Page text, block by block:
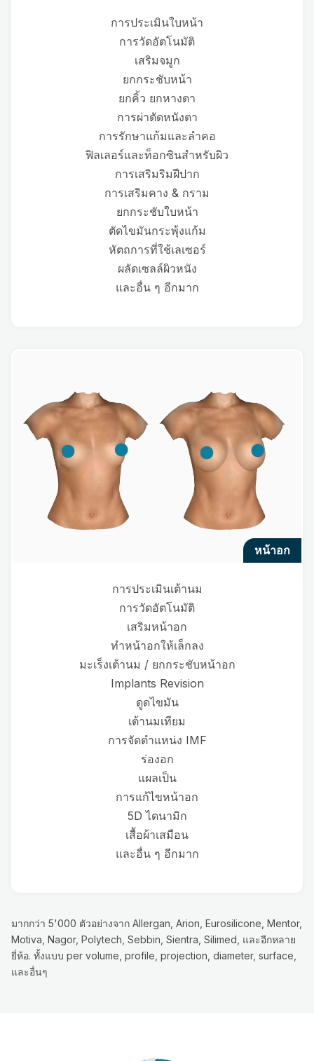
การประเมินใบหน้า
การวัดอัตโนมัติ
เสริมจมูก
ยกกระชับหน้า
ยกคิ้ว ยกหางตา
การผ่าตัดหนังตา
การรักษาแก้มและลำคอ
ฟิลเลอร์และท็อกซินสำหรับผิว
การเสริมริมฝีปาก
การเสริมคาง & กราม
ยกกระชับใบหน้า
ตัดไขมันกระพุ้งแก้ม
หัตถการที่ใช้เลเซอร์
ผลัดเซลล์ผิวหนัง
และอื่น ๆ อีกมาก
หน้าอก
การประเมินเต้านม
การวัดอัตโนมัติ
เสริมหน้าอก
ทำหน้าอกให้เล็กลง
มะเร็งเต้านม / ยกกระชับหน้าอก
Implants Revision
ดูดไขมัน
เต้านมเทียม
การจัดตำแหน่ง IMF
ร่องอก
แผลเป็น
การแก้ไขหน้าอก
5D ไดนามิก
เสื้อผ้าเสมือน
และอื่น ๆ อีกมาก
มากกว่า 5'000 ตัวอย่างจาก Allergan, Arion, Eurosilicone, Mentor,
Motiva, Nagor, Polytech, Sebbin, Sientra, Silimed, และอีกหลาย
ยี่ห้อ. ทั้งแบบ per volume, profile, projection, diameter, surface,
และอื่นๆ